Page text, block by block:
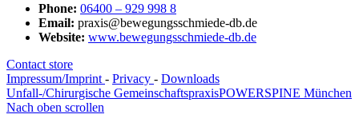
Phone: 06400 – 929 998 8
Email: praxis@bewegungsschmiede-db.de
Website: www.bewegungsschmiede-db.de
Contact store
Impressum/Imprint - Privacy - Downloads
Unfall-/Chirurgische GemeinschaftspraxisPOWERSPINE München
Nach oben scrollen